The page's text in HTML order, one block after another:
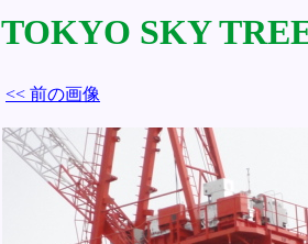
TOKYO SKY
<< 前の画像